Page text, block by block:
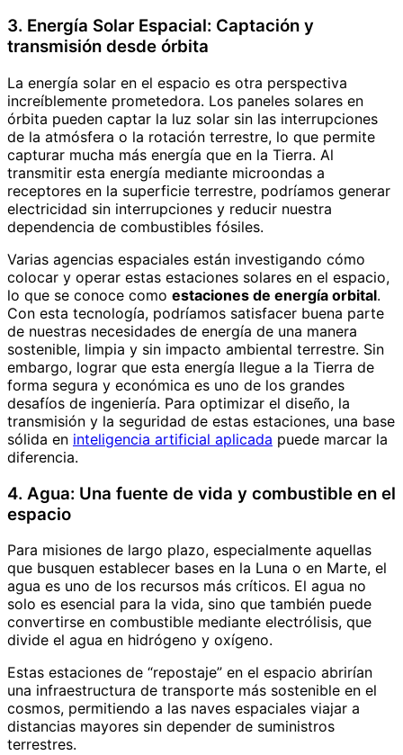
3. Energía Solar Espacial: Captación y
transmisión desde órbita
La energía solar en el espacio es otra perspectiva
increíblemente prometedora. Los paneles solares en
órbita pueden captar la luz solar sin las interrupciones
de la atmósfera o la rotación terrestre, lo que permite
capturar mucha más energía que en la Tierra. Al
transmitir esta energía mediante microondas a
receptores en la superficie terrestre, podríamos generar
electricidad sin interrupciones y reducir nuestra
dependencia de combustibles fósiles.
Varias agencias espaciales están investigando cómo
colocar y operar estas estaciones solares en el espacio,
lo que se conoce como estaciones de energía orbital.
Con esta tecnología, podríamos satisfacer buena parte
de nuestras necesidades de energía de una manera
sostenible, limpia y sin impacto ambiental terrestre. Sin
embargo, lograr que esta energía llegue a la Tierra de
forma segura y económica es uno de los grandes
desafíos de ingeniería. Para optimizar el diseño, la
transmisión y la seguridad de estas estaciones, una base
sólida en inteligencia artificial aplicada puede marcar la
diferencia.
4. Agua: Una fuente de vida y combustible en el
espacio
Para misiones de largo plazo, especialmente aquellas
que busquen establecer bases en la Luna o en Marte, el
agua es uno de los recursos más críticos. El agua no
solo es esencial para la vida, sino que también puede
convertirse en combustible mediante electrólisis, que
divide el agua en hidrógeno y oxígeno.
Estas estaciones de “repostaje” en el espacio abrirían
una infraestructura de transporte más sostenible en el
cosmos, permitiendo a las naves espaciales viajar a
distancias mayores sin depender de suministros
terrestres.